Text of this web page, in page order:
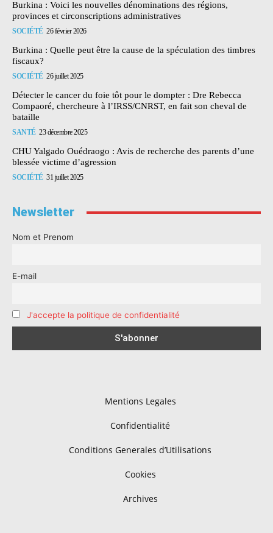
Burkina : Voici les nouvelles dénominations des régions,
provinces et circonscriptions administratives
SOCIÉTÉ 26 février 2026
Burkina : Quelle peut être la cause de la spéculation des timbres
fiscaux?
SOCIÉTÉ 26 juillet 2025
Détecter le cancer du foie tôt pour le dompter : Dre Rebecca
Compaoré, chercheure à l’IRSS/CNRST, en fait son cheval de
bataille
SANTÉ 23 décembre 2025
CHU Yalgado Ouédraogo : Avis de recherche des parents d’une
blessée victime d’agression
SOCIÉTÉ 31 juillet 2025
Newsletter
Nom et Prenom
E-mail
J'accepte la politique de confidentialité
Mentions Legales
Confidentialité
Conditions Generales d’Utilisations
Cookies
Archives